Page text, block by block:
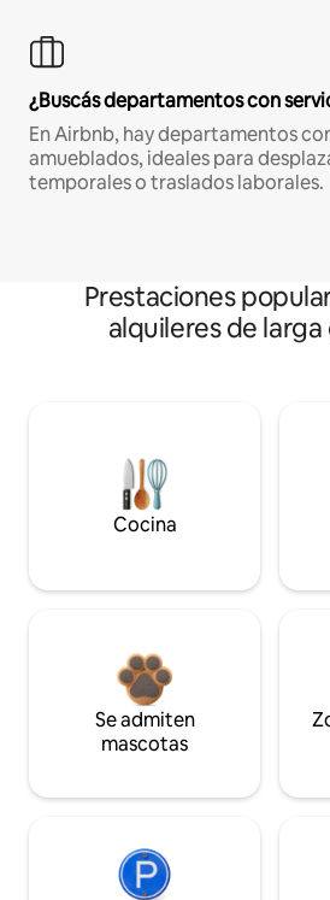
¿Buscás departamentos con
En Airbnb, hay departamentos
amueblados, ideales para
temporales o traslados laborales.
Prestaciones
alquileres de
Cocina
Se admiten
mascotas